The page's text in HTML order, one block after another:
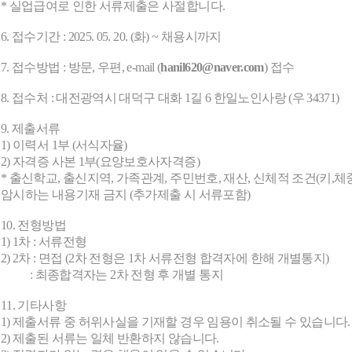
* 실업급여로 인한 서류제출은 사절합니다.
6. 접수기간 : 2025. 05. 20. (화) ~ 채용시까지
7. 접수방법 : 방문, 우편, e-mail (hanil620@naver.com) 접수
8. 접수처 : 대전광역시 대덕구 대화 1길 6 한일노인사랑 (우 34371)
9. 제출서류
1) 이력서 1부 (서식자율)
2) 자격증 사본 1부(요양보호사자격증)
* 출신학교, 출신지역, 가족관계, 주민번호, 재산, 신체적 조건(키,체
암시하는 내용기재 금지 (추가제출 시 서류포함)
10. 전형방법
1) 1차 : 서류전형
2) 2차 : 면접 (2차 전형은 1차 서류전형 합격자에 한해 개별통지)
: 최종합격자는 2차 전형 후 개별 통지
11. 기타사항
1) 제출서류 중 허위사실을 기재할 경우 임용이 취소될 수 있습니다.
2) 제출된 서류는 일체 반환하지 않습니다.